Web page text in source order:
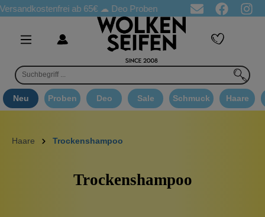
ab 65€☁ Deo Proben in jeder Bestellung ☁ Goodie
Neu Proben Deo Sale Schmuck Haare
Haare Trockenshampoo
Trockenshampoo